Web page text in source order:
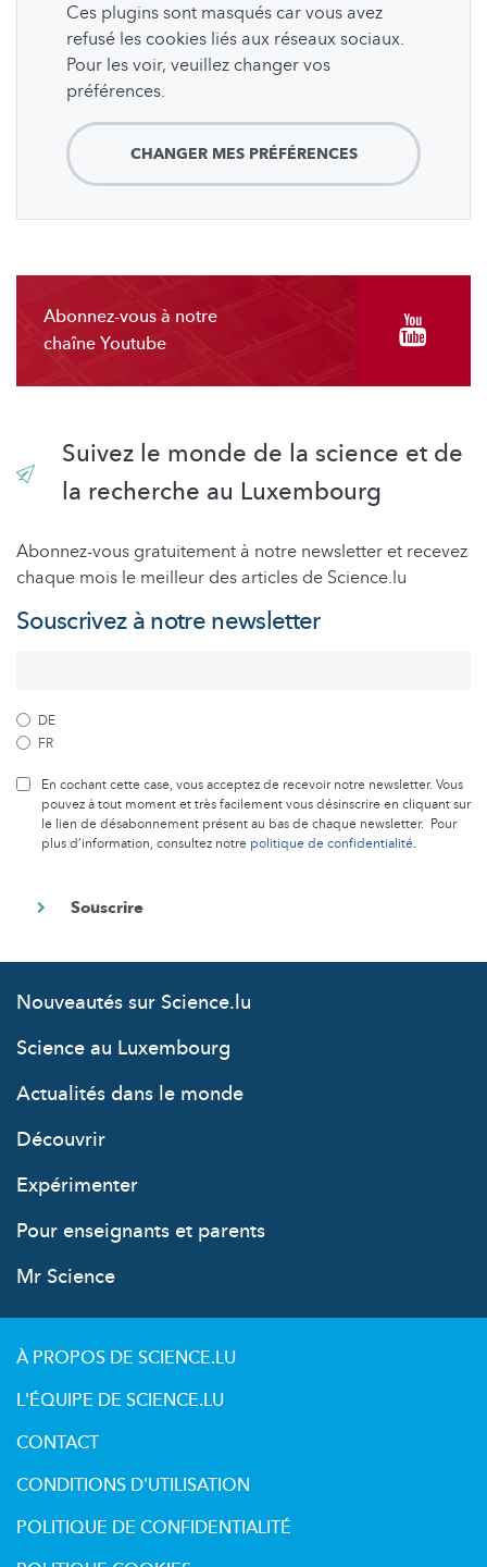
Ces plugins sont masqués car vous avez
refusé les cookies liés aux réseaux sociaux.
Pour les voir, veuillez changer vos
préférences.
CHANGER MES PRÉFÉRENCES
Abonnez-vous à notre
chaîne Youtube
Suivez le monde de la science et de
la recherche au Luxembourg
Abonnez-vous gratuitement à notre newsletter et recevez
chaque mois le meilleur des articles de Science.lu
Souscrivez à notre newsletter
DE
FR
En cochant cette case, vous acceptez de recevoir notre newsletter. Vous
pouvez à tout moment et très facilement vous désinscrire en cliquant sur
le lien de désabonnement présent au bas de chaque newsletter. Pour
plus d’information, consultez notre politique de confidentialité.
Nouveautés sur Science.lu
Science au Luxembourg
Actualités dans le monde
Découvrir
Expérimenter
Pour enseignants et parents
Mr Science
À PROPOS DE SCIENCE.LU
L'ÉQUIPE DE SCIENCE.LU
CONTACT
CONDITIONS D'UTILISATION
POLITIQUE DE CONFIDENTIALITÉ